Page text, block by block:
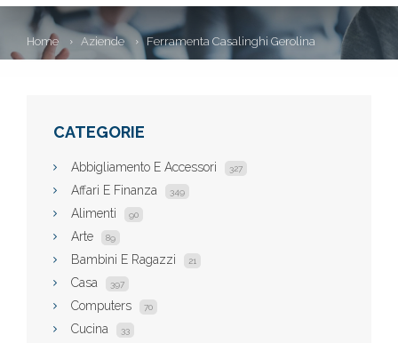
Home Aziende Ferramenta Casalinghi Gerolina
CATEGORIE
Abbigliamento E Accessori 327
Affari E Finanza 349
Alimenti 90
Arte 89
Bambini E Ragazzi 21
Casa 397
Computers 70
Cucina 33